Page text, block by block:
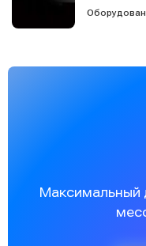
Максимальный